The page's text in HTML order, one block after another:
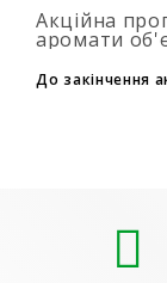
Акційна
аромати
6+2, 9+3)
до..
До закінчення